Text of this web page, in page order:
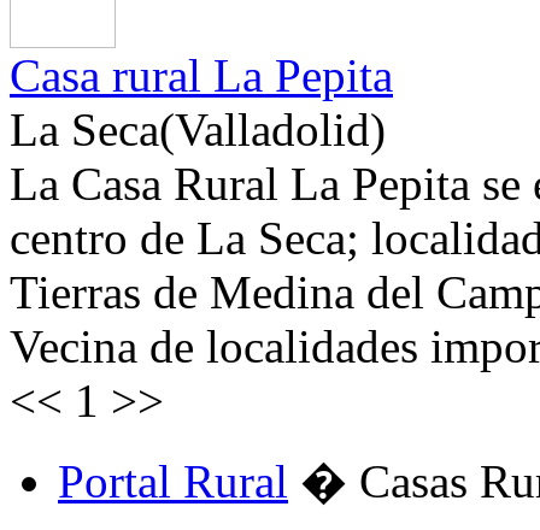
Casa rural La Pepita
La Seca(Valladolid)
La Casa Rural La Pepita
centro de La Seca;
Tierras de Medina del
Vecina de localidades
<< 1 >>
Portal Rural � Casas